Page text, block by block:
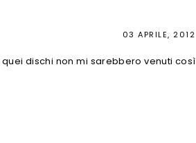
03 APRILE, 2012
dischi non mi sarebbero venuti così